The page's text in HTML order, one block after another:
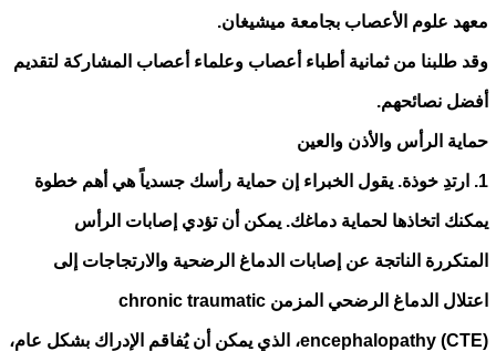
معهد علوم الأعصاب بجامعة ميشيغان.
وقد طلبنا من ثمانية أطباء أعصاب وعلماء أعصاب المشاركة لتقديم
أفضل نصائحهم.
حماية الرأس والأذن والعين
1. ارتدِ خوذة. يقول الخبراء إن حماية رأسك جسدياً هي أهم خطوة
يمكنك اتخاذها لحماية دماغك. يمكن أن تؤدي إصابات الرأس
المتكررة الناتجة عن إصابات الدماغ الرضحية والارتجاجات إلى
اعتلال الدماغ الرضحي المزمن chronic traumatic
encephalopathy (CTE)، الذي يمكن أن يُفاقم الإدراك بشكل عام،